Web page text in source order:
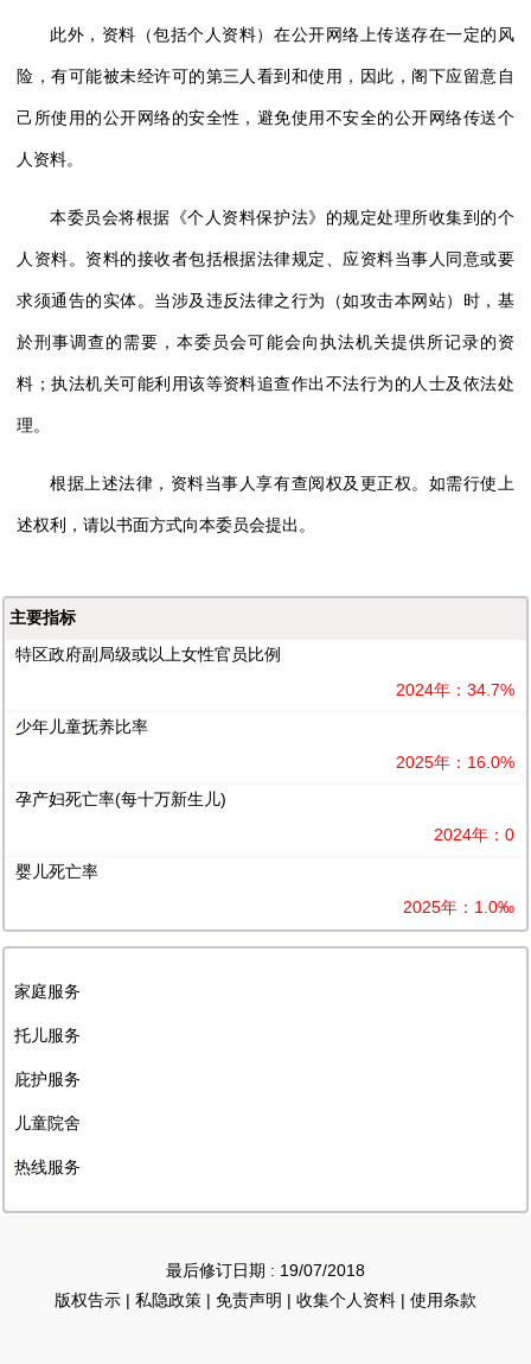
此外，资料（包括个人资料）在公开网络上传送存在一定的风
险，有可能被未经许可的第三人看到和使用，因此，阁下应留意自
己所使用的公开网络的安全性，避免使用不安全的公开网络传送个
人资料。
本委员会将根据《个人资料保护法》的规定处理所收集到的个
人资料。资料的接收者包括根据法律规定、应资料当事人同意或要
求须通告的实体。当涉及违反法律之行为（如攻击本网站）时，基
於刑事调查的需要，本委员会可能会向执法机关提供所记录的资
料；执法机关可能利用该等资料追查作出不法行为的人士及依法处
理。
根据上述法律，资料当事人享有查阅权及更正权。如需行使上
述权利，请以书面方式向本委员会提出。
主要指标
特区政府副局级或以上女性官员比例
2024年：34.7%
少年儿童抚养比率
2025年：16.0%
孕产妇死亡率(每十万新生儿)
2024年：0
婴儿死亡率
2025年：1.0‰
家庭服务
托儿服务
庇护服务
儿童院舍
热线服务
最后修订日期 : 19/07/2018
版权告示 | 私隐政策 | 免责声明 | 收集个人资料 | 使用条款